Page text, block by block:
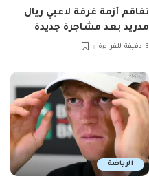
تفاقم أزمة غرفة لاعبي ريال
مدريد بعد مشاجرة جديدة
3 دقيقة للقراءة
الرياضة